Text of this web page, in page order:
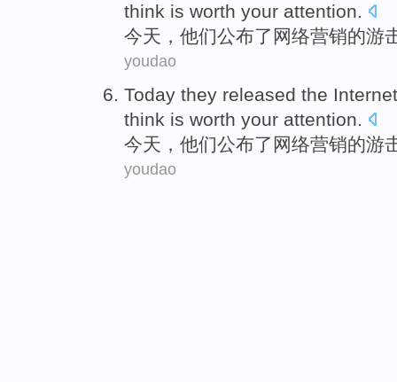
think is worth your attention.
今天 ， 他们公布了 网络营销的游
youdao
Today they released the Internet
think is worth your attention.
今天 ， 他们公布了 网络营销的游
youdao